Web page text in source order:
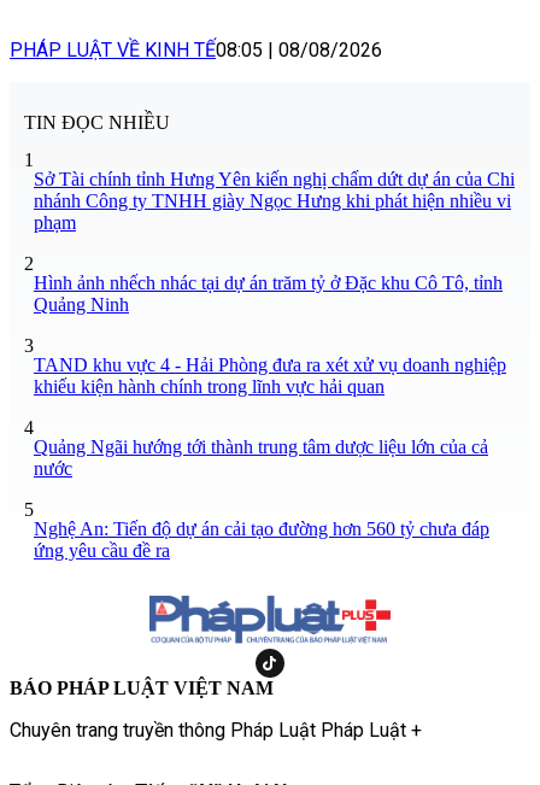
PHÁP LUẬT VỀ KINH TẾ08:05 | 08/08/2026
TIN ĐỌC NHIỀU
1
Sở Tài chính tỉnh Hưng Yên kiến nghị chấm dứt dự án của Chi
nhánh Công ty TNHH giày Ngọc Hưng khi phát hiện nhiều vi
phạm
2
Hình ảnh nhếch nhác tại dự án trăm tỷ ở Đặc khu Cô Tô, tỉnh
Quảng Ninh
3
TAND khu vực 4 - Hải Phòng đưa ra xét xử vụ doanh nghiệp
khiếu kiện hành chính trong lĩnh vực hải quan
4
Quảng Ngãi hướng tới thành trung tâm dược liệu lớn của cả
nước
5
Nghệ An: Tiến độ dự án cải tạo đường hơn 560 tỷ chưa đáp
ứng yêu cầu đề ra
BÁO PHÁP LUẬT VIỆT NAM
Chuyên trang truyền thông Pháp Luật Pháp Luật +